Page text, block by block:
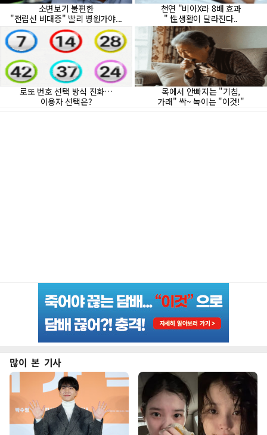
많이 본 기사